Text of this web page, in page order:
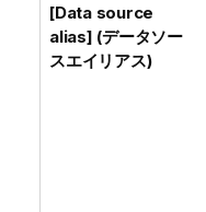
[Data source
alias] (データソー
スエイリアス)